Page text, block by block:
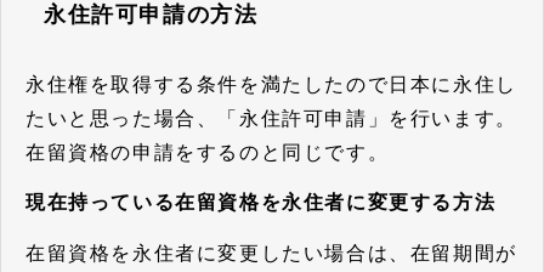
永住許可申請の方法
永住権を取得する条件を満たしたので日本に永住し
たいと思った場合、「永住許可申請」を行います。
在留資格の申請をするのと同じです。
現在持っている在留資格を永住者に変更する方法
在留資格を永住者に変更したい場合は、在留期間が